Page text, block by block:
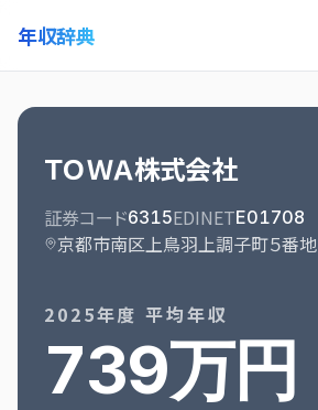
年収辞典
ＴＯＷＡ株式会社
証券コード6315EDINETE01708
京都市南区上鳥羽上調子町５番地
2025年度 平均年収
739万円